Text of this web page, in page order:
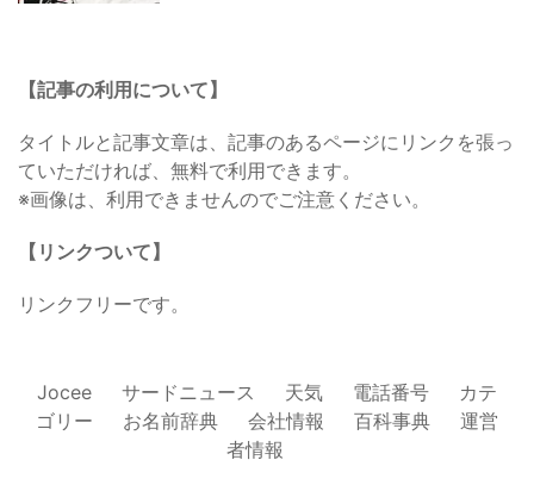
【記事の利用について】
タイトルと記事文章は、記事のあるページにリンクを張っ
ていただければ、無料で利用できます。
※画像は、利用できませんのでご注意ください。
【リンクついて】
リンクフリーです。
Jocee サードニュース 天気 電話番号
カテ
ゴリー
お名前辞典 会社情報 百科事典
運営
者情報